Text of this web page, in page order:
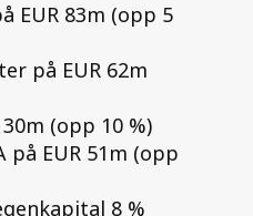
EUR 83m (opp 5
på EUR 62m
(opp 10 %)
på EUR 51m (opp
8 %